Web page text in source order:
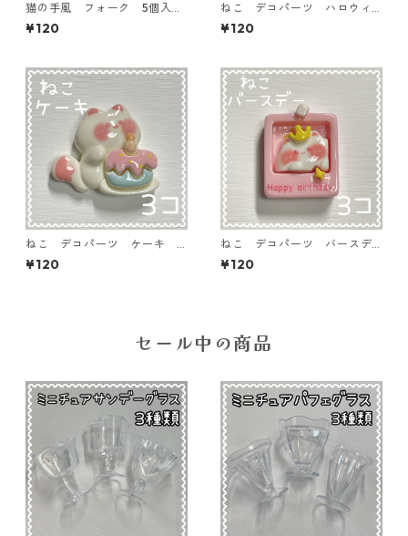
猫の手風 フォーク 5個入
り 貼り付けパーツ【DP-NK-
FK-R5】
¥120
ねこ デコパーツ ハロウィ
ン 5個入り 貼り付けパーツ
【DP-HLW-ｎ02】
¥120
ねこ デコパーツ ケーキ 3
個入り 貼り付けパーツ【DP-
CT-ckp】
¥120
ねこ デコパーツ バースデ
イメッセージ 3個入り 貼り
付けパーツ【DP-CT-BDM】
¥120
セール中の商品